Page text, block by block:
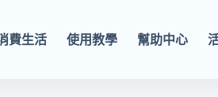
費生活 使用教學 幫助中心